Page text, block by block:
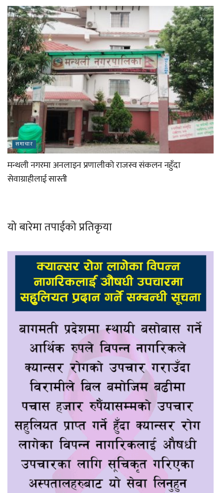
समाचार
मन्थली नगरमा अनलाइन प्रणालीको राजस्व संकलन नहुँदा
सेवाग्राहीलाई सास्ती
यो बारेमा तपाईको प्रतिकृया